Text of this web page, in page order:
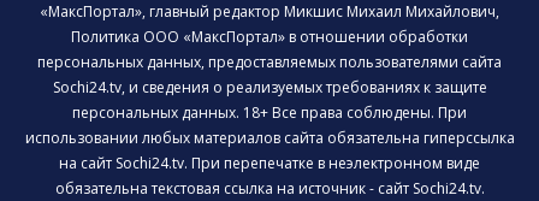
«МаксПортал», главный редактор Микшис Михаил Михайлович,
Политика ООО «МаксПортал» в отношении обработки
персональных данных, предоставляемых пользователями сайта
Sochi24.tv, и сведения о реализуемых требованиях к защите
персональных данных. 18+ Все права соблюдены. При
использовании любых материалов сайта обязательна гиперссылка
на сайт Sochi24.tv. При перепечатке в неэлектронном виде
обязательна текстовая ссылка на источник - сайт Sochi24.tv.